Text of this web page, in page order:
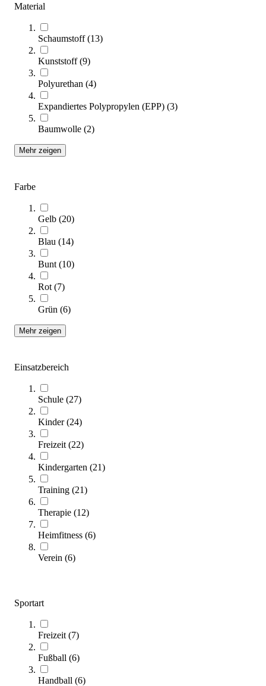
Material
Schaumstoff(13)
Kunststoff(9)
Polyurethan (4)
Expandiertes Polypropylen (EPP) (3)
Baumwolle (2)
Mehr zeigen
Farbe
Gelb (20)
Blau (14)
Bunt (10)
Rot (7)
Grün (6)
Mehr zeigen
Einsatzbereich
Schule (27)
Kinder(24)
Freizeit (22)
Kindergarten (21)
Training (21)
Therapie (12)
Heimfitness (6)
Verein (6)
Sportart
Freizeit (7)
Fußball (6)
Handball (6)
Sortieren nach
99,95 €
Zum Produkt
Sofort lieferbar
Zum Produkt
Sofort lieferbar
tanga sports® PU-Schaumstoffwürfel XXL
64,95 €
Zum Produkt